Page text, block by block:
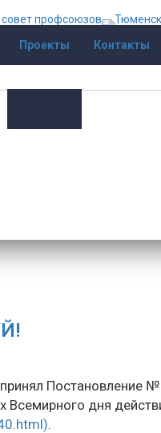
Проекты Контакты
Постановление
Всемирного дня
.